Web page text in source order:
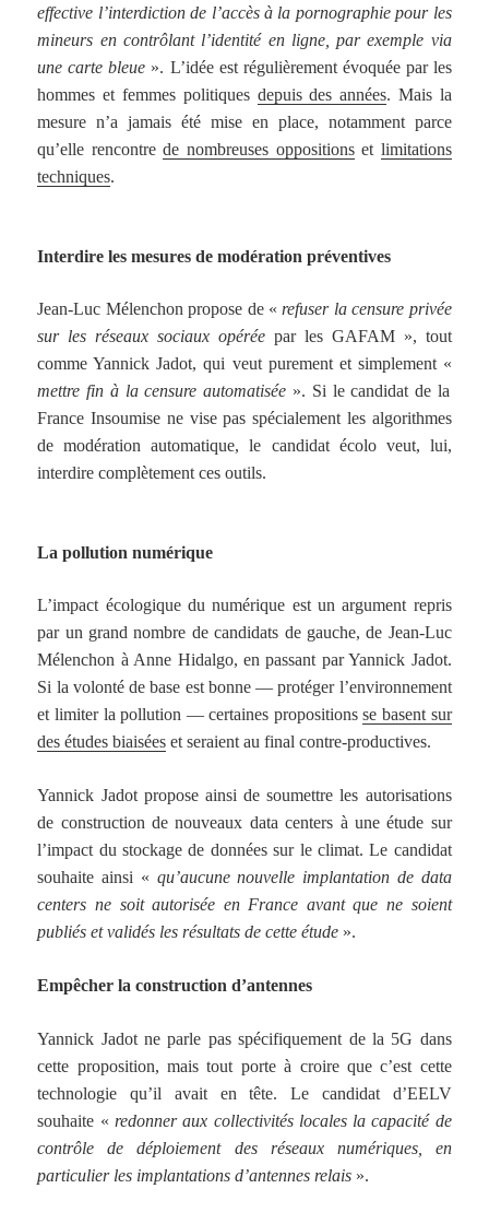
effective l’interdiction de l’accès à la pornographie pour les
mineurs en contrôlant l’identité en ligne, par exemple via
une carte bleue ». L’idée est régulièrement évoquée par les
hommes et femmes politiques depuis des années. Mais la
mesure n’a jamais été mise en place, notamment parce
qu’elle rencontrede nombreuses oppositionset limitations
techniques.
Interdire les mesures de modération préventives
Jean-Luc Mélenchon propose de « refuser la censure privée
sur les réseaux sociaux opérée par les GAFAM », tout
comme Yannick Jadot, qui veut purement et simplement «
mettre fin à la censure automatisée ». Si le candidat de la
France Insoumise ne vise pas spécialement les algorithmes
de modération automatique, le candidat écolo veut, lui,
interdire complètement ces outils.
La pollution numérique
L’impact écologique du numérique est un argument repris
par un grand nombre de candidats de gauche, de Jean-Luc
Mélenchon à Anne Hidalgo, en passant par Yannick Jadot.
Si la volonté de base est bonne — protéger l’environnement
et limiter la pollution — certaines propositionsse basent sur
des études biaisées et seraient au final contre-productives.
Yannick Jadot propose ainsi de soumettre les autorisations
de construction de nouveaux data centers à une étude sur
l’impact du stockage de données sur le climat. Le candidat
souhaite ainsi « qu’aucune nouvelle implantation de data
centers ne soit autorisée en France avant que ne soient
publiés et validés les résultats de cette étude ».
Empêcher la construction d’antennes
Yannick Jadot ne parle pas spécifiquement de la 5G dans
cette proposition, mais tout porte à croire que c’est cette
technologie qu’il avait en tête. Le candidat d’EELV
souhaite « redonner aux collectivités locales la capacité de
contrôle de déploiement des réseaux numériques, en
particulier les implantations d’antennes relais ».